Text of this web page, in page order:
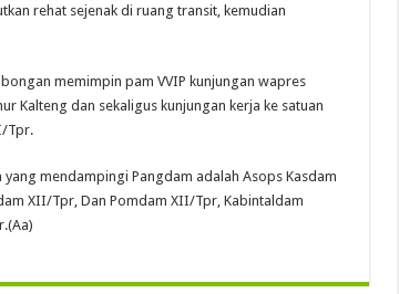
rehat sejenak di ruang transit, kemudian
memimpin pam VVIP kunjungan wapres
Kalteng dan sekaligus kunjungan kerja ke satuan
Tpr.
mendampingi Pangdam adalah Asops Kasdam
XII/Tpr, Dan Pomdam XII/Tpr, Kabintaldam